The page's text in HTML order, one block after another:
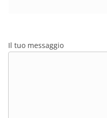
Il tuo messaggio